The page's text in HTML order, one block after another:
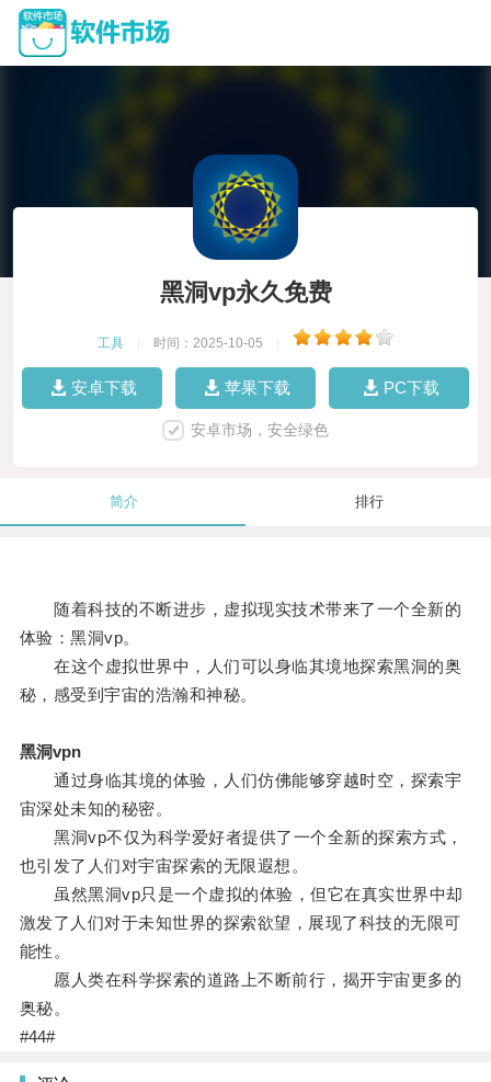
黑洞vp永久免费
工具 时间：2025-10-05
安卓下载 苹果下载 PC下载
安卓市场，安全绿色
简介 排行
随着科技的不断进步，虚拟现实技术带来了一个全新的
体验：黑洞vp。
在这个虚拟世界中，人们可以身临其境地探索黑洞的奥
秘，感受到宇宙的浩瀚和神秘。
黑洞vpn
通过身临其境的体验，人们仿佛能够穿越时空，探索宇
宙深处未知的秘密。
黑洞vp不仅为科学爱好者提供了一个全新的探索方式，
也引发了人们对宇宙探索的无限遐想。
虽然黑洞vp只是一个虚拟的体验，但它在真实世界中却
激发了人们对于未知世界的探索欲望，展现了科技的无限可
能性。
愿人类在科学探索的道路上不断前行，揭开宇宙更多的
奥秘。
#44#